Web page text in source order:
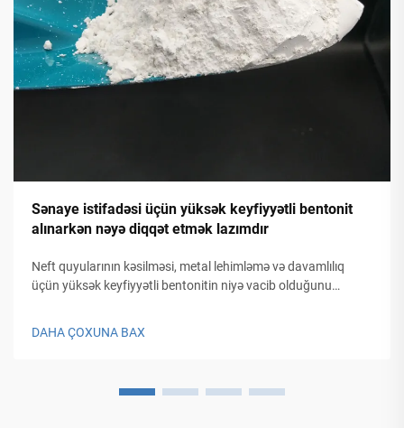
Sənaye istifadəsi üçün yüksək keyfiyyətli bentonit
alınarkən nəyə diqqət etmək lazımdır
Neft quyularının kəsilməsi, metal lehimləmə və davamlılıq
üçün yüksək keyfiyyətli bentonitin niyə vacib olduğunu
DAHA ÇOXUNA BAX